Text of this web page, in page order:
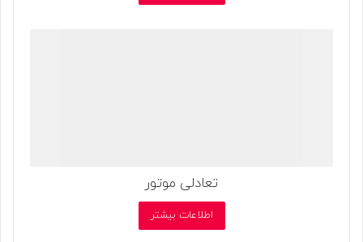
تعادلی موتور
اطلاعات بیشتر